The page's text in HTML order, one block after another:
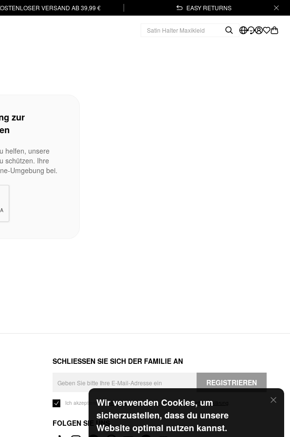
VERSAND AB 39,99 € EASY RETURNS
Wir verwenden Cookies, um
sicherzustellen, dass du unsere
Website optimal nutzen kannst.
zur
helfen, unsere
schützen. Ihre
Umgebung bei.
SCHLIESSEN SIE SICH DER FAMILIE AN
REGISTRIEREN
Ich akzeptiere dieGeschäftsbedingungen und die Datenschutzerklärung
FOLGEN SIE UNS